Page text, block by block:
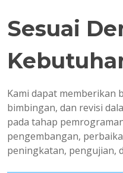
Sesuai
Kami dapat memberikan
bimbingan, dan revisi
pada tahap
pengembangan,
peningkatan, pengujian,